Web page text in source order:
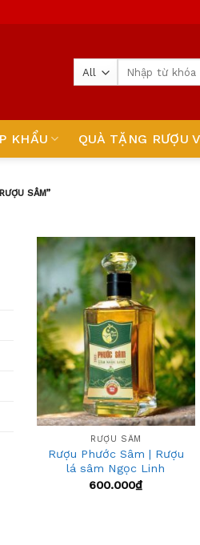
KHẨU QUÀ TẶNG RƯỢU
SÂM”
Add
to
wishlist
+
RƯỢU SÂM
Rượu Phước Sâm | Rượu
lá sâm Ngọc Linh
600.000₫